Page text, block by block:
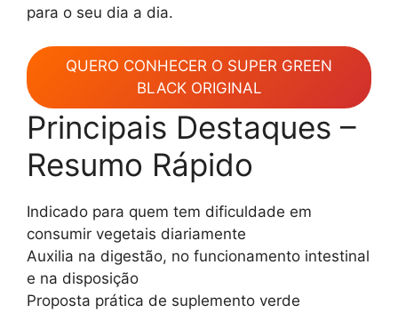
para o seu dia a dia.
QUERO CONHECER O SUPER GREEN
BLACK ORIGINAL
Principais Destaques –
Resumo Rápido
Indicado para quem tem dificuldade em
consumir vegetais diariamente
Auxilia na digestão, no funcionamento intestinal
e na disposição
Proposta prática de suplemento verde